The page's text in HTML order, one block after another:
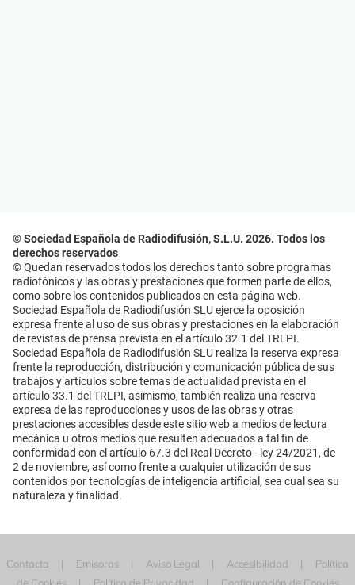
© Sociedad Española de Radiodifusión, S.L.U. 2026. Todos los
derechos reservados
© Quedan reservados todos los derechos tanto sobre programas
radiofónicos y las obras y prestaciones que formen parte de ellos,
como sobre los contenidos publicados en esta página web.
Sociedad Española de Radiodifusión SLU ejerce la oposición
expresa frente al uso de sus obras y prestaciones en la elaboración
de revistas de prensa prevista en el artículo 32.1 del TRLPI.
Sociedad Española de Radiodifusión SLU realiza la reserva expresa
frente la reproducción, distribución y comunicación pública de sus
trabajos y artículos sobre temas de actualidad prevista en el
artículo 33.1 del TRLPI, asimismo, también realiza una reserva
expresa de las reproducciones y usos de las obras y otras
prestaciones accesibles desde este sitio web a medios de lectura
mecánica u otros medios que resulten adecuados a tal fin de
conformidad con el artículo 67.3 del Real Decreto - ley 24/2021, de
2 de noviembre, así como frente a cualquier utilización de sus
contenidos por tecnologías de inteligencia artificial, sea cual sea su
naturaleza y finalidad.
Contacta Emisoras Aviso Legal Accesibilidad
Política